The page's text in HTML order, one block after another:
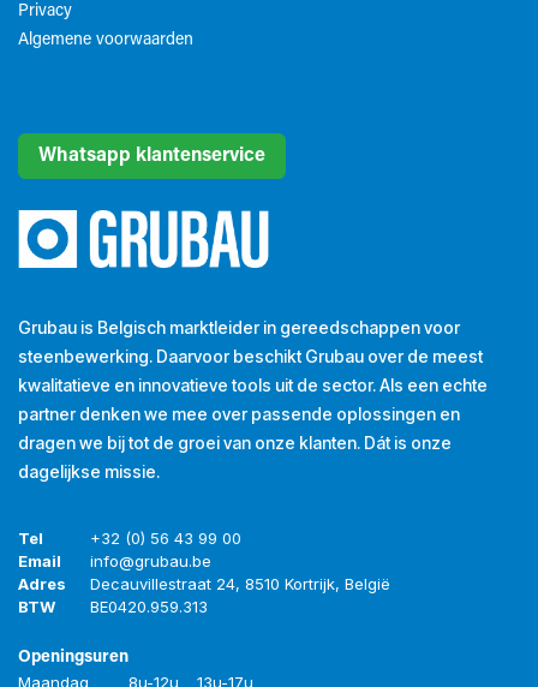
Privacy
Algemene voorwaarden​
Whatsapp klantenservice
Grubau is Belgisch marktleider in gereedschappen voor
steenbewerking. Daarvoor beschikt Grubau over de meest
kwalitatieve en innovatieve tools uit de sector. Als een echte
partner denken we mee over passende oplossingen en
dragen we bij tot de groei van onze klanten. Dát is onze
dagelijkse missie.
Tel
+32 (0) 56 43 99 00
Email
info@grubau.be
Adres
Decauvillestraat 24, 8510 Kortrijk, België
BTW
BE0420.959.313
Openingsuren
Maandag 8u-12u 13u-17u